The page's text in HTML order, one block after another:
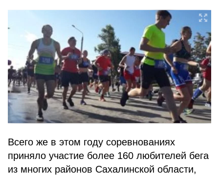
Всего же в этом году соревнованиях
приняло участие более 160 любителей бега
из многих районов Сахалинской области,